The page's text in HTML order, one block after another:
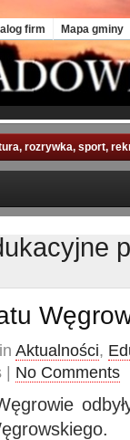
firm Mapa gminy
rozrywka, sport,
Aktualności,
No Comments